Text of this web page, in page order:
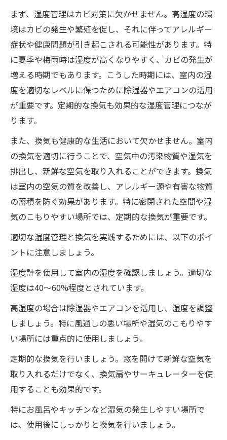
まず、湿度管理はカビ対策に欠かせません。高湿度の環
境はカビの発生や繁殖を促し、それに伴ってアレルギー
症状や健康問題が引き起こされる可能性があります。特
に夏季や梅雨時は湿度が高くなりやすく、カビの発生が
増える時期でもあります。こうした時期には、室内の湿
度を適切なレベルに保つために除湿器やエアコンの活用
が重要です。定期的な換気も効果的な湿度管理につなが
ります。
また、換気も健康的な生活において欠かせません。室内
の換気を適切に行うことで、空気中の汚染物質や湿気を
排出し、新鮮な空気を取り入れることができます。換気
は室内の空気の質を改善し、アレルギー源や有害な物質
の蓄積を防ぐ効果があります。特に密閉された空間や湿
気のこもりやすい場所では、定期的な換気が重要です。
適切な湿度管理と換気を実践するためには、以下のポイ
ントに注意しましょう。
湿度計を使用して室内の湿度を確認しましょう。適切な
湿度は40〜60%程度とされています。
高湿度の場合は除湿器やエアコンを活用し、湿度を調整
しましょう。特に風通しの悪い場所や湿気のこもりやす
い場所には重点的に使用しましょう。
定期的な換気を行いましょう。窓を開けて新鮮な空気を
取り入れるだけでなく、換気扇やサーキュレーターを使
用することも効果的です。
特にお風呂やキッチンなど湿気の発生しやすい場所で
は、使用後にしっかりと換気を行いましょう。